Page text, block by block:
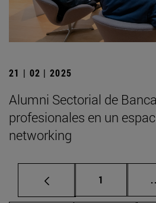
21 | 02 | 2025
Alumni Sectorial de
profesionales en un
networking
Página
1